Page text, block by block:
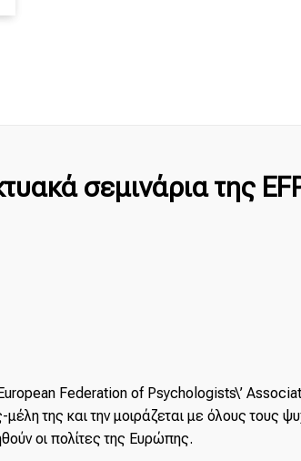
σεμινάρια της
Federation of Psychologists\’
της και την μοιράζεται με όλους τους
οι πολίτες της Ευρώπης.